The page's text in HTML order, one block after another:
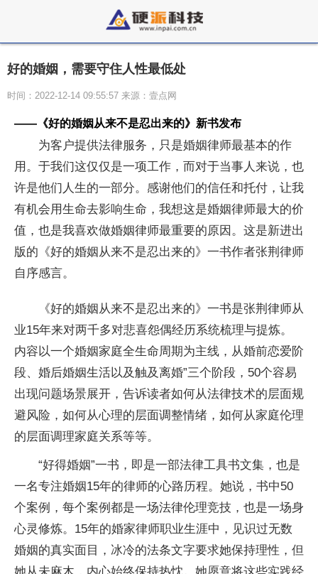
好的婚姻，需要守住人性最低处
时间：2022-12-14 09:55:57 来源：壹点网
——《好的婚姻从来不是忍出来的》新书发布
为客户提供法律服务，只是婚姻律师最基本的作
用。于我们这仅仅是一项工作，而对于当事人来说，也
许是他们人生的一部分。感谢他们的信任和托付，让我
有机会用生命去影响生命，我想这是婚姻律师最大的价
值，也是我喜欢做婚姻律师最重要的原因。这是新进出
版的《好的婚姻从来不是忍出来的》一书作者张荆律师
自序感言。
《好的婚姻从来不是忍出来的》一书是张荆律师从
业15年来对两千多对悲喜怨偶经历系统梳理与提炼。
内容以一个婚姻家庭全生命周期为主线，从婚前恋爱阶
段、婚后婚姻生活以及触及离婚”三个阶段，50个容易
出现问题场景展开，告诉读者如何从法律技术的层面规
避风险，如何从心理的层面调整情绪，如何从家庭伦理
的层面调理家庭关系等等。
“好得婚姻”一书，即是一部法律工具书文集，也是
一名专注婚姻15年的律师的心路历程。她说，书中50
个案例，每个案例都是一场法律伦理竞技，也是一场身
心灵修炼。15年的婚家律师职业生涯中，见识过无数
婚姻的真实面目，冰冷的法条文字要求她保持理性，但